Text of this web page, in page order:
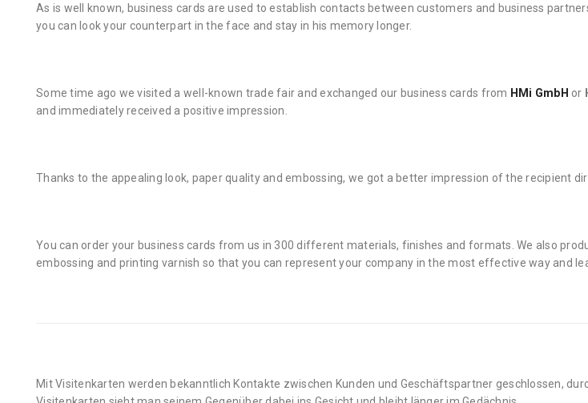
As is well known, business cards are used to establish contacts between customers and business
you can look your counterpart in the face and stay in his memory longer.
Some time ago we visited a well-known trade fair and exchanged our business cards from HMi GmbH or
and immediately received a positive impression.
Thanks to the appealing look, paper quality and embossing, we got a better impression of the recipient
You can order your business cards from us in 300 different materials, finishes and formats. We also
embossing and printing varnish so that you can represent your company in the most effective way and
Mit Visitenkarten werden bekanntlich Kontakte zwischen Kunden und Geschäftspartner geschlossen,